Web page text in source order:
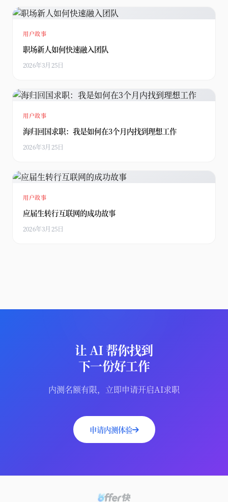
用户故事
职场新人如何快速融入团队
2026年3月25日
用户故事
海归回国求职：我是如何在3个月内找到理想工作
2026年3月25日
用户故事
应届生转行互联网的成功故事
2026年3月25日
让 AI 帮你找到
下一份好工作
内测名额有限，立即申请开启AI求职
申请内测体验